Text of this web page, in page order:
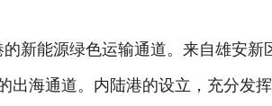
新能源绿色运输通道。来自雄安新
出海通道。内陆港的设立，充分发挥